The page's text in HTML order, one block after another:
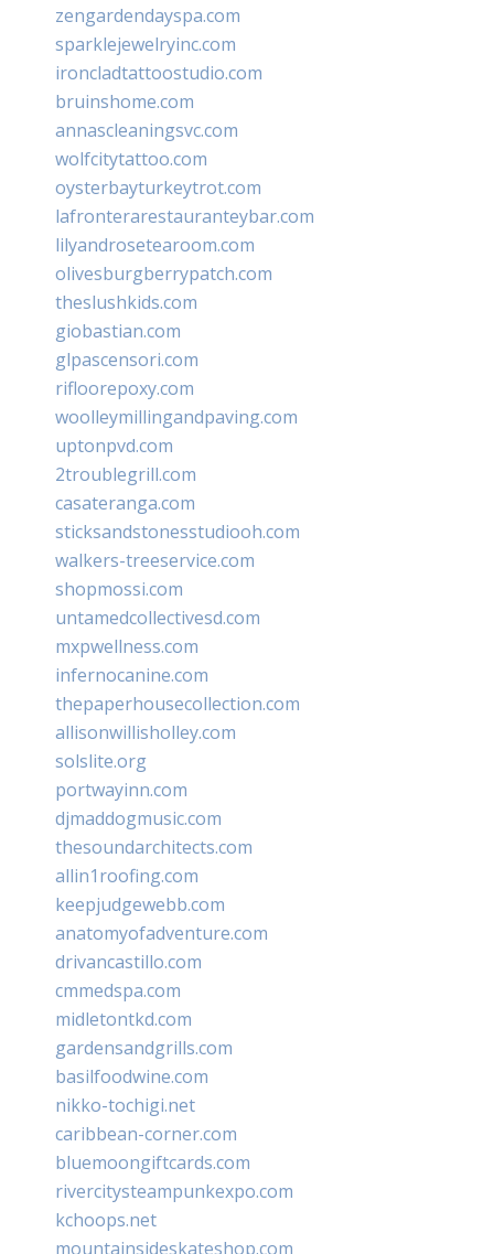
zengardendayspa.com
sparklejewelryinc.com
ironcladtattoostudio.com
bruinshome.com
annascleaningsvc.com
wolfcitytattoo.com
oysterbayturkeytrot.com
lafronterarestauranteybar.com
lilyandrosetearoom.com
olivesburgberrypatch.com
theslushkids.com
giobastian.com
glpascensori.com
rifloorepoxy.com
woolleymillingandpaving.com
uptonpvd.com
2troublegrill.com
casateranga.com
sticksandstonesstudiooh.com
walkers-treeservice.com
shopmossi.com
untamedcollectivesd.com
mxpwellness.com
infernocanine.com
thepaperhousecollection.com
allisonwillisholley.com
solslite.org
portwayinn.com
djmaddogmusic.com
thesoundarchitects.com
allin1roofing.com
keepjudgewebb.com
anatomyofadventure.com
drivancastillo.com
cmmedspa.com
midletontkd.com
gardensandgrills.com
basilfoodwine.com
nikko-tochigi.net
caribbean-corner.com
bluemoongiftcards.com
rivercitysteampunkexpo.com
kchoops.net
mountainsideskateshop.com